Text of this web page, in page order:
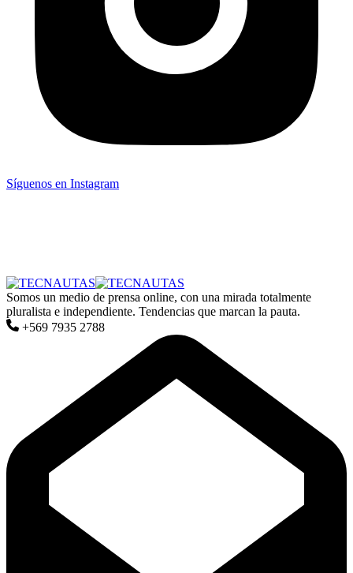
Síguenos en Instagram
Somos un medio de prensa online, con una mirada totalmente
pluralista e independiente. Tendencias que marcan la pauta.
+569 7935 2788